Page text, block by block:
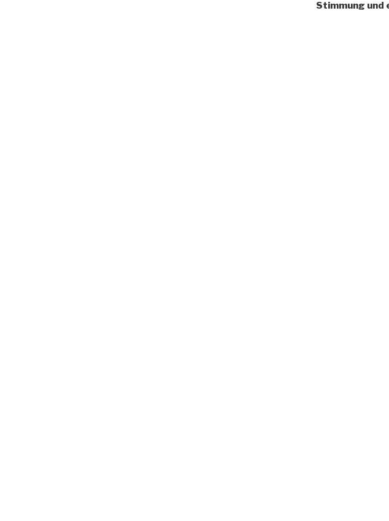
Stimmung und